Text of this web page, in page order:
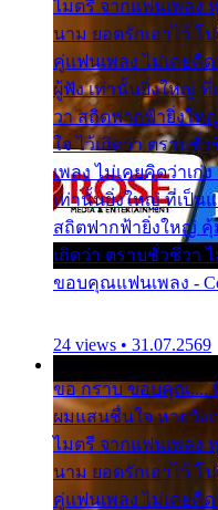
ไมตรี จากแฟนเพลง
นาม ยอดรักเอาไว้ โ
คู่แฟนเพลง ไม่เคยคิ
ผู้ฟัง เท่านั้นยิ่งใหญ่ ที่
วา สถิตฟากฟ้ายิ่งให
ใจ ไว้เถิดว่า ตราบชั่
เพลง ไม่เคยคิดว่าเ
เท่านั้นยิ่งใหญ่ ที่เป็น
สถิตฟากฟ้ายิ่งใหญ่ คุ้
เถิดว่า ตราบชั่วชีวา
ขอบคุณแฟนเพลง -
24 views • 31.07.2569
ขอ กราบ ขอบคุณ....
ผมแสนชื่นใจ หายวังเ
ไมตรี จากแฟนเพลง
นาม ยอดรักเอาไว้ โ
คู่แฟนเพลง ไม่เคยคิ